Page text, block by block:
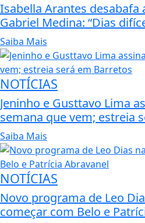
Isabella Arantes
Gabriel Medina: “Dias
Saiba Mais
NOTÍCIAS
Jeninho e Gusttavo Lima
semana que vem; estreia
Saiba Mais
NOTÍCIAS
Novo programa de Leo
começar com Belo e